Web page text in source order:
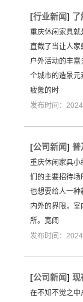
[行业新闻] 了
重庆休闲家具就
直截了当让人
户外活动的丰
个城市的造景元
疲惫的时
发布时间：
[公司新闻] 普
重庆休闲家具小
们的主要招待场
也想要给人一种
内外的界限，
所。宽阔
发布时间：
[公司新闻] 现
在不知不觉之中